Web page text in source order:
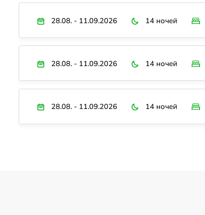
28.08. - 11.09.2026 14 ночей
28.08. - 11.09.2026 14 ночей
28.08. - 11.09.2026 14 ночей